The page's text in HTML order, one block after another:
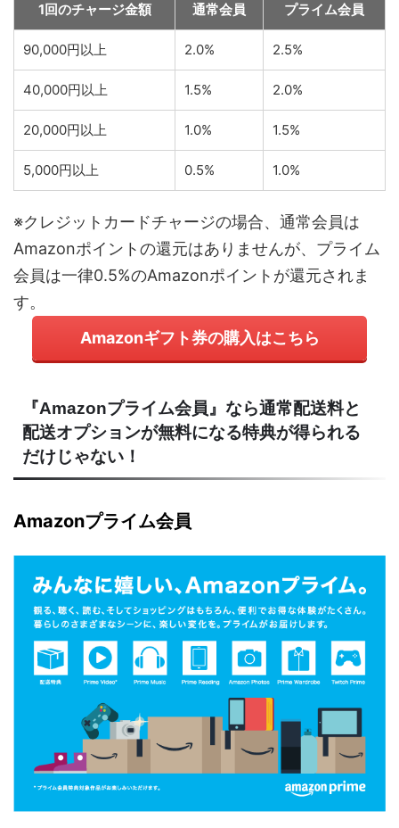
1回のチャージ金額 通常会員 プライム会員
90,000円以上 2.0% 2.5%
40,000円以上 1.5% 2.0%
20,000円以上 1.0% 1.5%
5,000円以上 0.5% 1.0%
※クレジットカードチャージの場合、通常会員は
Amazonポイントの還元はありませんが、プライム
会員は一律0.5%のAmazonポイントが還元されま
す。
Amazonギフト券の購入はこちら
『Amazonプライム会員』なら通常配送料と
配送オプションが無料になる特典が得られる
だけじゃない！
Amazonプライム会員